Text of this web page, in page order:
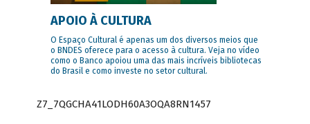
APOIO À CULTURA
O Espaço Cultural é apenas um dos diversos meios que
o BNDES oferece para o acesso à cultura. Veja no vídeo
como o Banco apoiou uma das mais incríveis bibliotecas
do Brasil e como investe no setor cultural.
Z7_7QGCHA41LODH60A3OQA8RN1457